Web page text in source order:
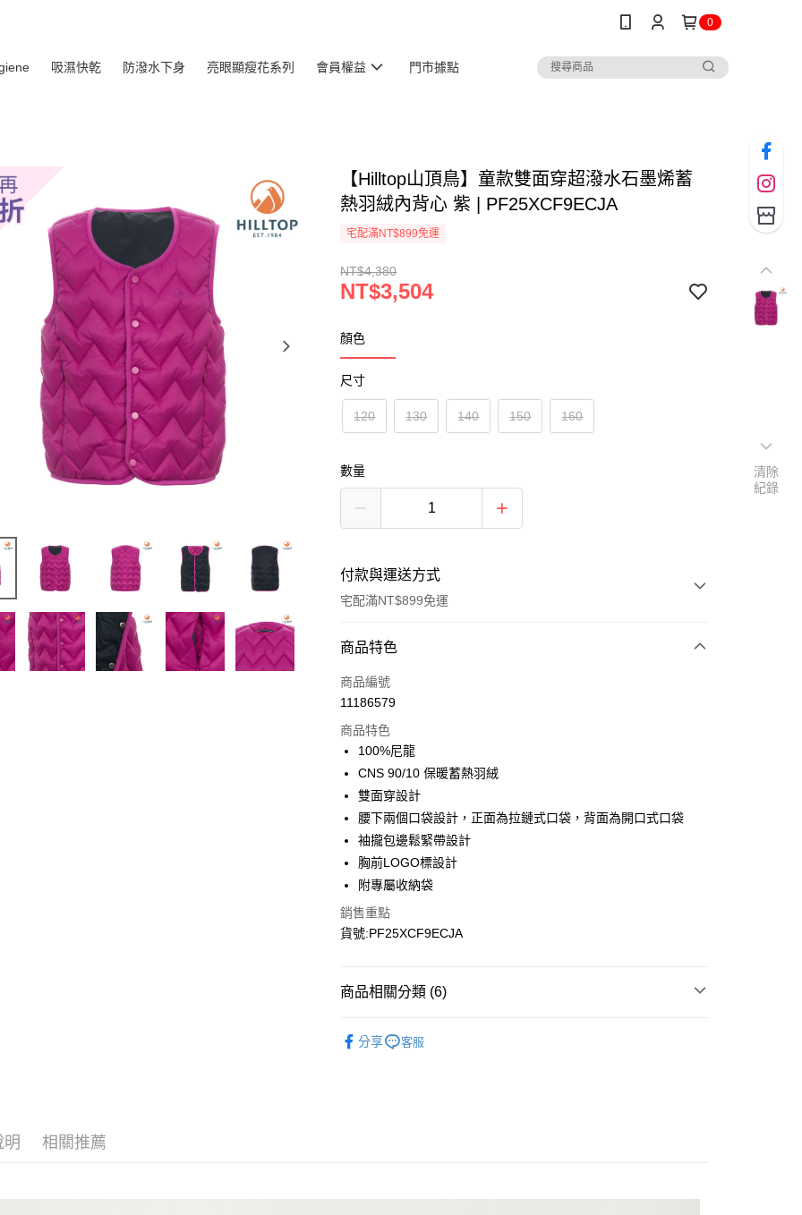
0
吸濕快乾 防潑水下身 亮眼顯瘦花系列 會員權益 門市據點
【Hilltop山頂鳥】童款雙面穿超潑水石墨烯蓄
熱羽絨內背心 紫 | PF25XCF9ECJA
宅配滿NT$899免運
NT$4,380
NT$3,504
顏色
尺寸
120 130 140 150 160
數量
付款與運送方式
宅配滿NT$899免運
付款方式
信用卡一次付款
Apple Pay
悠遊付
Google Pay
運送方式
每筆NT$90，滿NT$899(含以上)免運費
每筆NT$399，滿NT$18,000(含以上)免運費
商品特色
商品編號
11186579
商品特色
100%尼龍
CNS 90/10 保暖蓄熱羽絨
雙面穿設計
腰下兩個口袋設計，正面為拉鏈式口袋，背面為開口式口袋
袖攏包邊鬆緊帶設計
胸前LOGO標設計
附專屬收納袋
銷售重點
貨號:PF25XCF9ECJA
商品相關分類 (6)
分享 客服
明 相關推薦
清除
紀錄